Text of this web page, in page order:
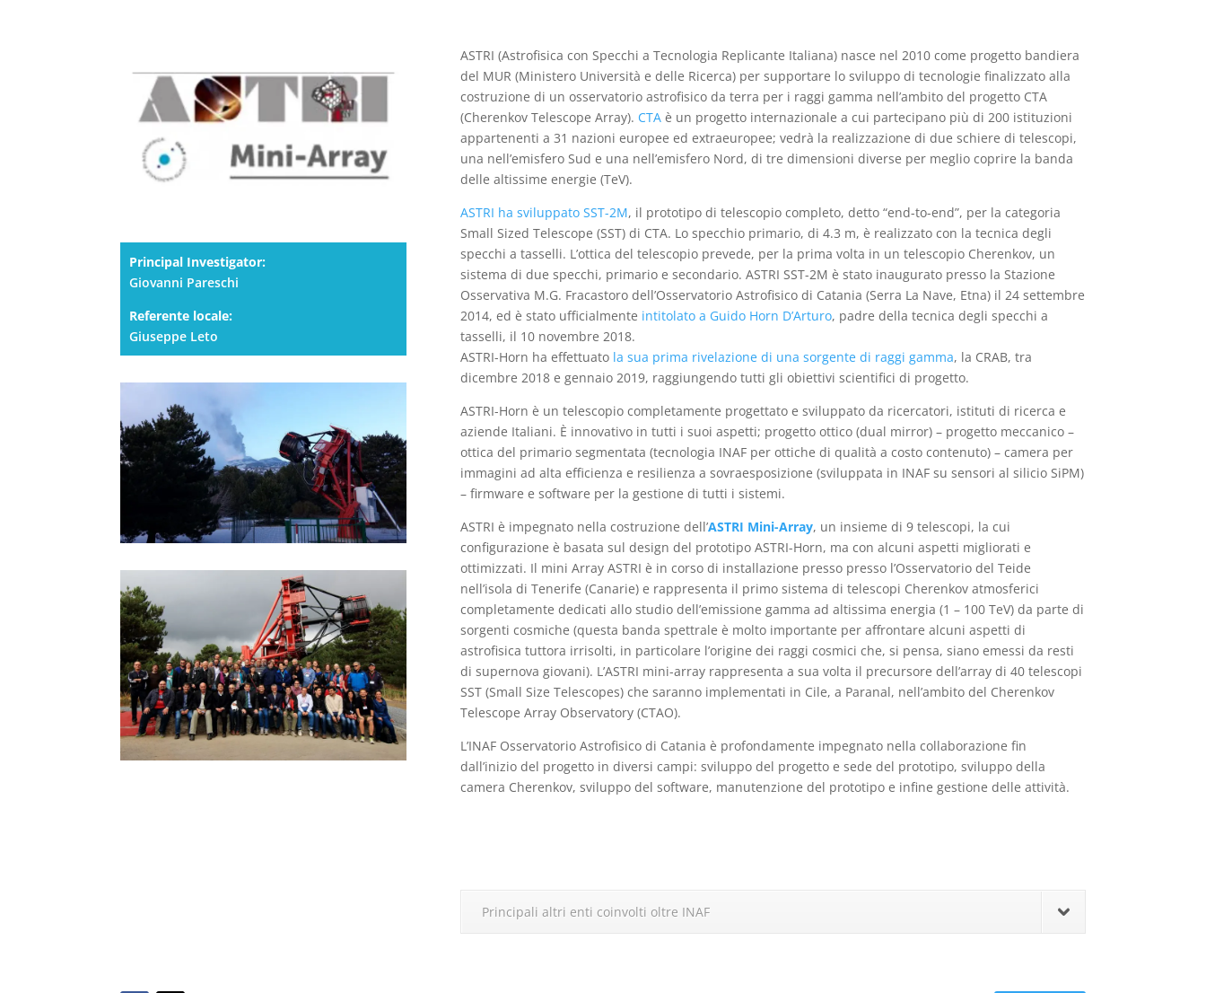
Principal Investigator:
Giovanni Pareschi
Referente locale:
Giuseppe Leto
ASTRI (Astrofisica con Specchi a Tecnologia Replicante Italiana) nasce nel 2010 come progetto bandiera
del MUR (Ministero Università e delle Ricerca) per supportare lo sviluppo di tecnologie finalizzato alla
costruzione di un osservatorio astrofisico da terra per i raggi gamma nell’ambito del progetto CTA
(Cherenkov Telescope Array). CTAè un progetto internazionale a cui partecipano più di 200 istituzioni
appartenenti a 31 nazioni europee ed extraeuropee; vedrà la realizzazione di due schiere di telescopi,
una nell’emisfero Sud e una nell’emisfero Nord, di tre dimensioni diverse per meglio coprire la banda
delle altissime energie (TeV).
ASTRI ha sviluppato SST-2M, il prototipo di telescopio completo, detto “end-to-end”, per la categoria
Small Sized Telescope (SST) di CTA. Lo specchio primario, di 4.3 m, è realizzato con la tecnica degli
specchi a tasselli. L’ottica del telescopio prevede, per la prima volta in un telescopio Cherenkov, un
sistema di due specchi, primario e secondario. ASTRI SST-2M è stato inaugurato presso la Stazione
Osservativa M.G. Fracastoro dell’Osservatorio Astrofisico di Catania (Serra La Nave, Etna) il 24 settembre
2014, ed è stato ufficialmente intitolato a Guido Horn D’Arturo, padre della tecnica degli specchi a
tasselli, il 10 novembre 2018.
ASTRI-Horn ha effettuato la sua prima rivelazione di una sorgente di raggi gamma, la CRAB, tra
dicembre 2018 e gennaio 2019, raggiungendo tutti gli obiettivi scientifici di progetto.
ASTRI-Horn è un telescopio completamente progettato e sviluppato da ricercatori, istituti di ricerca e
aziende Italiani. È innovativo in tutti i suoi aspetti; progetto ottico (dual mirror) – progetto meccanico –
ottica del primario segmentata (tecnologia INAF per ottiche di qualità a costo contenuto) – camera per
immagini ad alta efficienza e resilienza a sovraesposizione (sviluppata in INAF su sensori al silicio SiPM)
– firmware e software per la gestione di tutti i sistemi.
ASTRI è impegnato nella costruzione dell’ASTRI Mini-Array, un insieme di 9 telescopi, la cui
configurazione è basata sul design del prototipo ASTRI-Horn, ma con alcuni aspetti migliorati e
ottimizzati. Il mini Array ASTRI è in corso di installazione presso presso l’Osservatorio del Teide
nell’isola di Tenerife (Canarie) e rappresenta il primo sistema di telescopi Cherenkov atmosferici
completamente dedicati allo studio dell’emissione gamma ad altissima energia (1 – 100 TeV) da parte di
sorgenti cosmiche (questa banda spettrale è molto importante per affrontare alcuni aspetti di
astrofisica tuttora irrisolti, in particolare l’origine dei raggi cosmici che, si pensa, siano emessi da resti
di supernova giovani). L’ASTRI mini-array rappresenta a sua volta il precursore dell’array di 40 telescopi
SST (Small Size Telescopes) che saranno implementati in Cile, a Paranal, nell’ambito del Cherenkov
Telescope Array Observatory (CTAO).
L’INAF Osservatorio Astrofisico di Catania è profondamente impegnato nella collaborazione fin
dall’inizio del progetto in diversi campi: sviluppo del progetto e sede del prototipo, sviluppo della
camera Cherenkov, sviluppo del software, manutenzione del prototipo e infine gestione delle attività.
Principali altri enti coinvolti oltre INAF